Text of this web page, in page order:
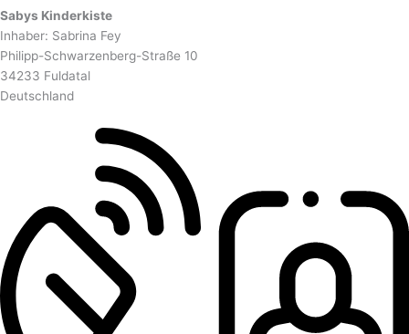
Sabys Kinderkiste
Inhaber: Sabrina Fey
Philipp-Schwarzenberg-Straße 10
34233 Fuldatal
Deutschland